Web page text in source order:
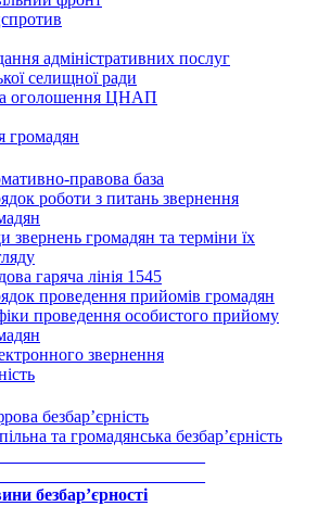
адміністративних послуг
селищної ради
оголошення ЦНАП
громадян
правова база
роботи з питань звернення
звернень громадян та терміни їх
гаряча лінія 1545
проведення прийомів громадян
проведення особистого прийому
звернення
безбар’єрність
та громадянська безбар’єрність
безбар’єрності